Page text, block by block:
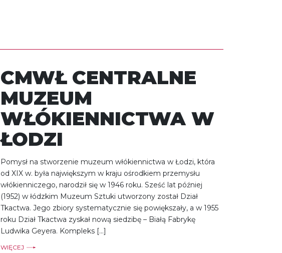
CMWŁ CENTRALNE
MUZEUM
WŁÓKIENNICTWA W
ŁODZI
Pomysł na stworzenie muzeum włókiennictwa w Łodzi, która
od XIX w. była największym w kraju ośrodkiem przemysłu
włókienniczego, narodził się w 1946 roku. Sześć lat później
(1952) w łódzkim Muzeum Sztuki utworzony został Dział
Tkactwa. Jego zbiory systematycznie się powiększały, a w 1955
roku Dział Tkactwa zyskał nową siedzibę – Białą Fabrykę
Ludwika Geyera. Kompleks […]
WIĘCEJ